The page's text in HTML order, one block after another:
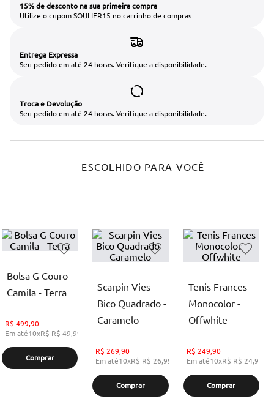
15% de desconto na sua primeira compra
Utilize o cupom SOULIER15 no carrinho de compras
Entrega Expressa
Seu pedido em até 24 horas. Verifique a disponibilidade.
Troca e Devolução
Seu pedido em até 24 horas. Verifique a disponibilidade.
ESCOLHIDO PARA VOCÊ
Bolsa G Couro
Camila - Terra
R$ 499,90
Em até10xR$ R$ 49,99
Comprar
Scarpin Vies
Bico Quadrado -
Caramelo
R$ 269,90
Em até10xR$ R$ 26,99 sem juros
Comprar
Tenis Frances
Monocolor -
Offwhite
R$ 249,90
Em até10xR$ R$ 24,99
Comprar